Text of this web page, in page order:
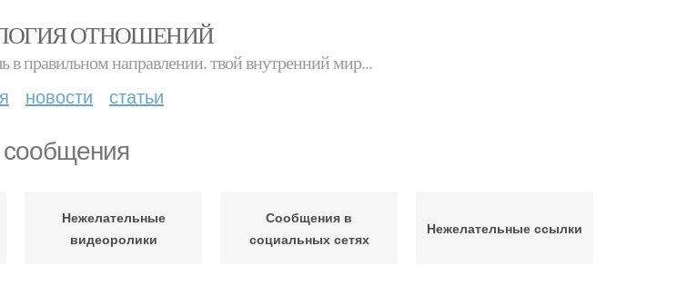
ОТНОШЕНИЙ
в правильном направлении. твой внутренний мир...
новости статьи
Нежелательные
видеоролики
Сообщения в
социальных сетях
Нежелательные ссылки